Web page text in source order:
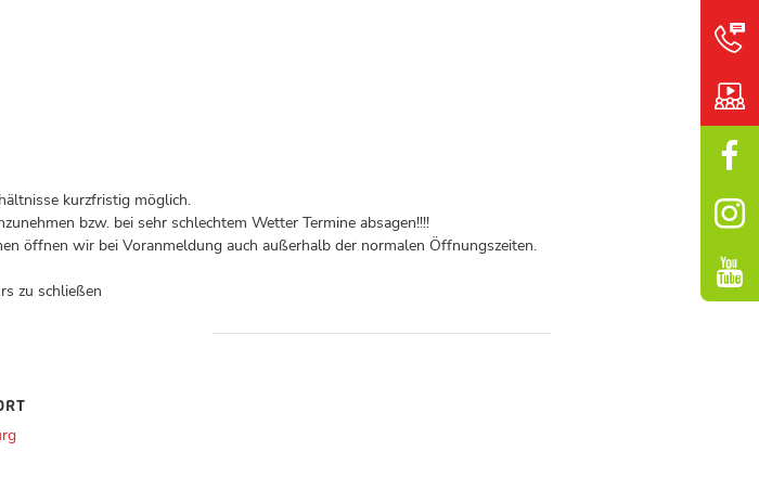
kurzfristig möglich.
bzw. bei sehr schlechtem Wetter Termine absagen!!!!
öffnen wir bei Voranmeldung auch außerhalb der normalen Öffnungszeiten.
zu schließen